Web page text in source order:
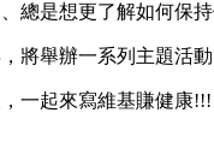
總是想更了解如何保
將舉辦一系列主題活動
一起來寫維基賺健康!!!